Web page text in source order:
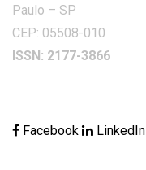
Paulo – SP
CEP: 05508-010
ISSN: 2177-3866
Facebook LinkedIn